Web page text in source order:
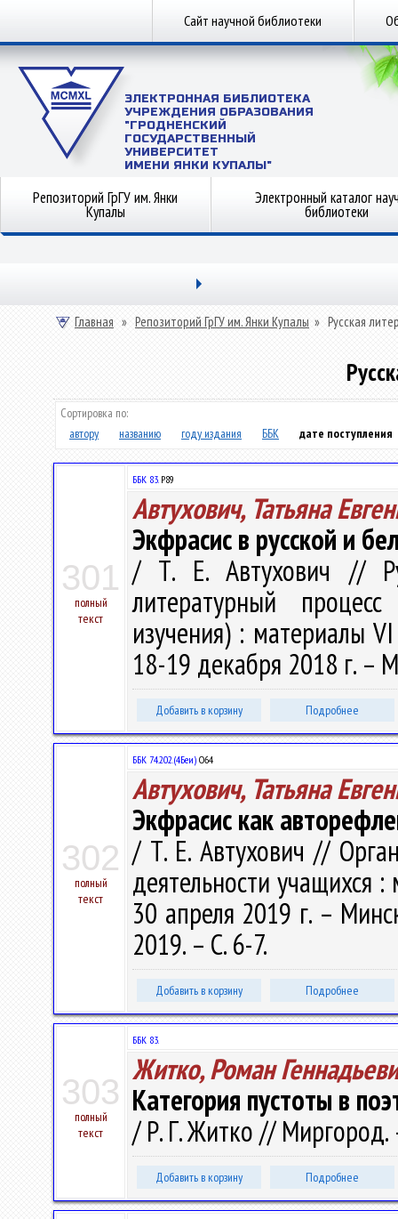
Сайт научной библиотеки
ЭЛЕКТРОННАЯ БИБЛИОТЕКА
УЧРЕЖДЕНИЯ ОБРАЗОВАНИЯ
"ГРОДНЕНСКИЙ
ГОСУДАРСТВЕННЫЙ
УНИВЕРСИТЕТ
ИМЕНИ ЯНКИ КУПАЛЫ"
Репозиторий ГрГУ им. Янки
Купалы
Электронный каталог
библиотеки
Главная » Репозиторий ГрГУ им. Янки Купалы » Русская
Сортировка по:
автору
названию году издания ББК дате поступления
301
полный
текст
ББК 83.Р89
Автухович, Татьяна
Экфрасис в русской и
/ Т. Е. Автухович //
литературный
изучения) : материалы
18-19 декабря 2018 г. –
Добавить в корзину Подробнее
302
полный
текст
ББК 74.202.(4Беи) О64
Автухович, Татьяна
Экфрасис как
/ Т. Е. Автухович //
деятельности учащихся
30 апреля 2019 г. –
2019. – С. 6-7.
Добавить в корзину Подробнее
303
полный
текст
ББК 83.
Житко, Роман
Категория пустоты в
/ Р. Г. Житко //
Добавить в корзину Подробнее